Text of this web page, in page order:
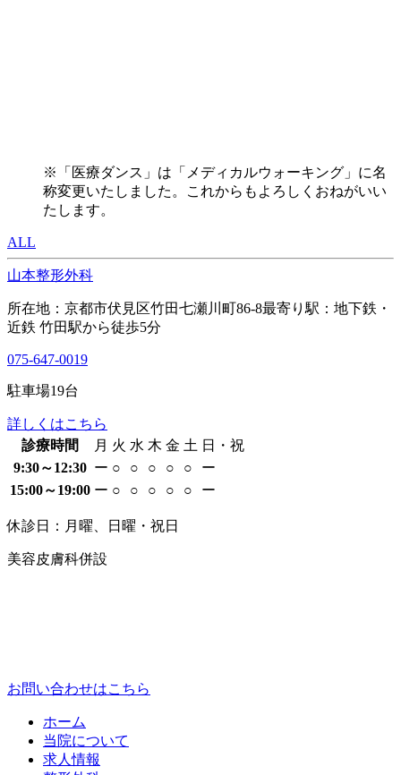
※「医療ダンス」は「メディカルウォーキング」に名
称変更いたしました。これからもよろしくおねがいい
たします。
ALL
山本整形外科
所在地：京都市伏見区竹田七瀬川町86-8最寄り駅：地下鉄・
近鉄 竹田駅から徒歩5分
075-647-0019
駐車場19台
詳しくはこちら
診療時間
月 火 水 木 金 土 日・祝
9:30～12:30 ー ○ ○ ○ ○ ○
ー
15:00～19:00 ー ○ ○ ○ ○ ○ ー
休診日：月曜、日曜・祝日
美容皮膚科併設
お問い合わせはこちら
ホーム
当院について
求人情報